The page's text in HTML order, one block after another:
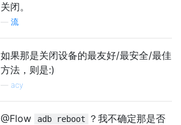
关闭。
流
如果那是关闭设备的最友好/最安全/最佳
方法，则是:)
acy
@Flow adb reboot
？我不确定那是否